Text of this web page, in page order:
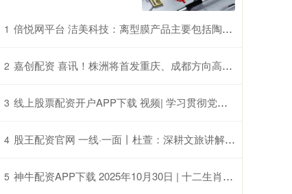
1 倍悦网平台 洁美科技：离型膜产品主要包括陶瓷电容（MLCC）生产用离型膜等
2 嘉创配资 喜讯！株洲将首发重庆、成都方向高铁列车
3 线上股票配资开户APP下载 视频| 学习贯彻党的二十届四中全会精神 吴清作宣讲报告上新闻联播
4 股王配资官网 一线·一面丨杜萱：深耕文旅讲解 绽放西楚魅力
5 神牛配资APP下载 2025年10月30日 | 十二生肖健康好运榜